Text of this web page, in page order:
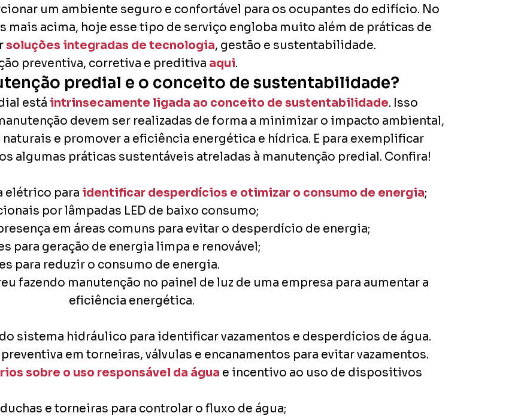
um ambiente seguro e confortável para os ocupantes do edifício. No
mais acima, hoje esse tipo de serviço engloba muito além de práticas de
soluções integradas de tecnologia, gestão e sustentabilidade.
preventiva, corretiva e preditiva aqui.
predial e o conceito de sustentabilidade?
está intrinsecamente ligada ao conceito de sustentabilidade. Isso
devem ser realizadas de forma a minimizar o impacto ambiental,
e promover a eficiência energética e hídrica. E para exemplificar
algumas práticas sustentáveis atreladas à manutenção predial. Confira!
elétrico para identificar desperdícios e otimizar o consumo de energia;
por lâmpadas LED de baixo consumo;
em áreas comuns para evitar o desperdício de energia;
para geração de energia limpa e renovável;
para reduzir o consumo de energia.
sistema hidráulico para identificar vazamentos e desperdícios de água.
em torneiras, válvulas e encanamentos para evitar vazamentos.
sobre o uso responsável da água e incentivo ao uso de dispositivos
e torneiras para controlar o fluxo de água;